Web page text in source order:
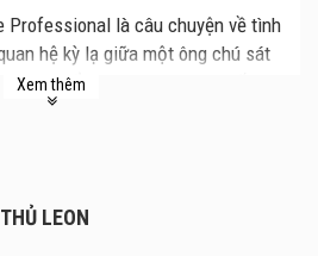
Professional là câu chuyện về tình
hệ kỳ lạ giữa một ông chú sát
bé 12 tuổi. Cùng xem lịch chiếu
giá vé Sát Thủ Leon chi tiết tại rạp.
vô tình cứu sống cô bé 12 tuổi
cô bị thảm sát. Vì quá hận nhóm
Xem thêm
LEON